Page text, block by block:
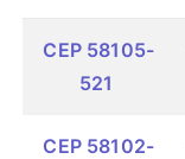
CEP 58105-
521
CEP 58102-